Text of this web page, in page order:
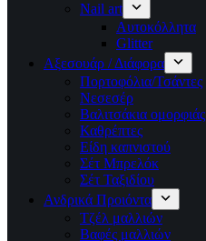
Nail art
Αυτοκόλλητα
Glitter
Αξεσουάρ / Διάφορα
Πορτοφόλια/Τσάντες
Νεσεσέρ
Βαλιτσάκια ομορφιάς
Καθρέπτες
Είδη καπνιστού
Σέτ Μπρελόκ
Σέτ Ταξιδίου
Ανδρικά Προιόντα
Τζέλ μαλλιών
Βαφές μαλλιών